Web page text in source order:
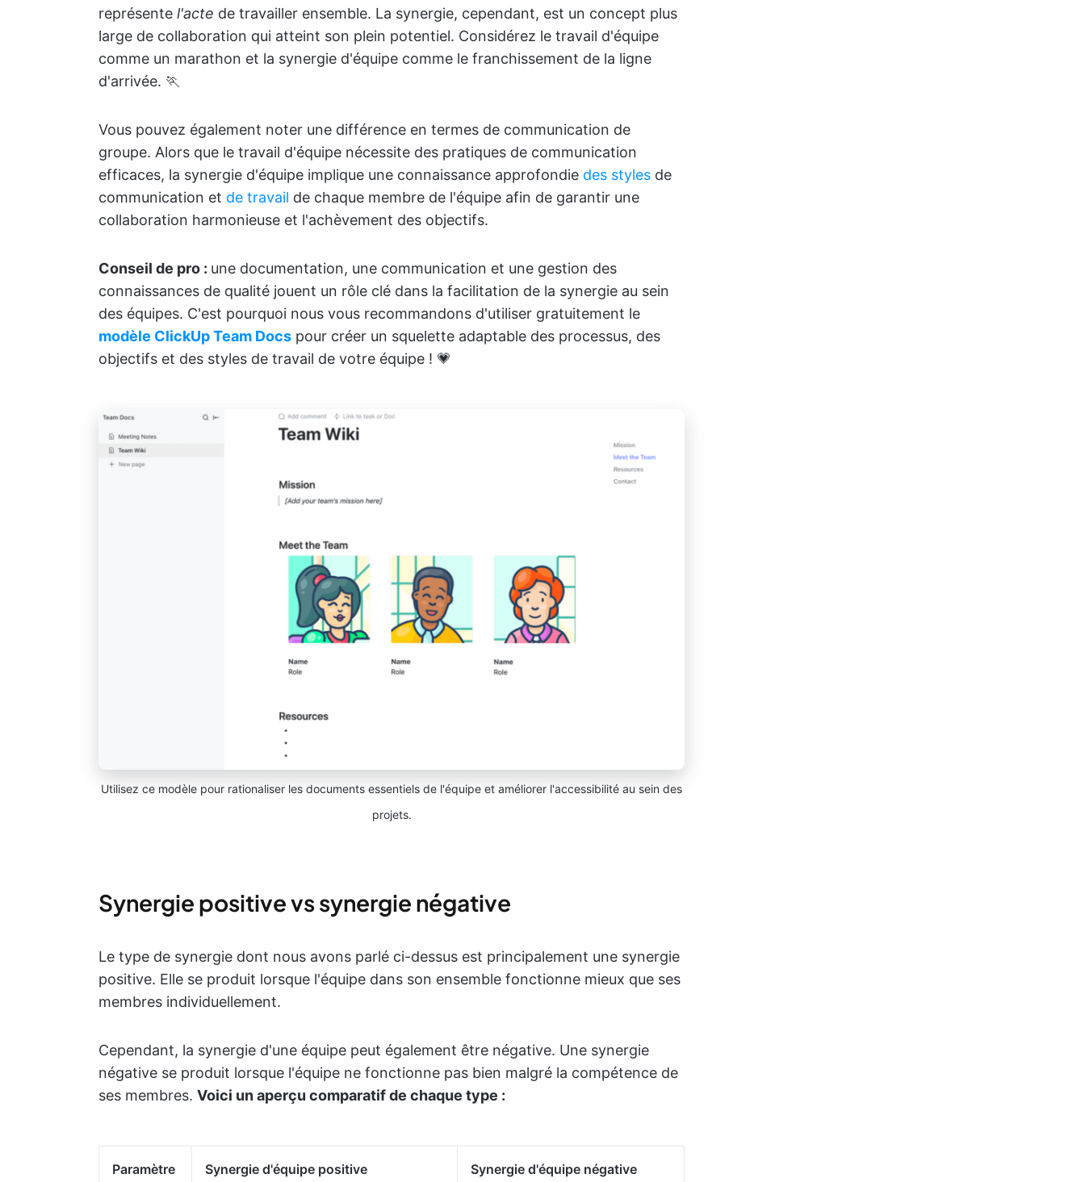
représente l'acte de travailler ensemble. La synergie, cependant, est un concept plus
large de collaboration qui atteint son plein potentiel. Considérez le travail d'équipe
comme un marathon et la synergie d'équipe comme le franchissement de la ligne
d'arrivée. 🏃
Vous pouvez également noter une différence en termes de communication de
groupe. Alors que le travail d'équipe nécessite des pratiques de communication
efficaces, la synergie d'équipe implique une connaissance approfondie des styles de
communication et de travail de chaque membre de l'équipe afin de garantir une
collaboration harmonieuse et l'achèvement des objectifs.
Conseil de pro : une documentation, une communication et une gestion des
connaissances de qualité jouent un rôle clé dans la facilitation de la synergie au sein
des équipes. C'est pourquoi nous vous recommandons d'utiliser gratuitement le
modèle ClickUp Team Docs pour créer un squelette adaptable des processus, des
objectifs et des styles de travail de votre équipe ! 💗
Utilisez ce modèle pour rationaliser les documents essentiels de l'équipe et améliorer l'accessibilité au sein des
projets.
Synergie positive vs synergie négative
Le type de synergie dont nous avons parlé ci-dessus est principalement une synergie
positive. Elle se produit lorsque l'équipe dans son ensemble fonctionne mieux que ses
membres individuellement.
Cependant, la synergie d'une équipe peut également être négative. Une synergie
négative se produit lorsque l'équipe ne fonctionne pas bien malgré la compétence de
ses membres. Voici un aperçu comparatif de chaque type :
Paramètre Synergie d'équipe positive Synergie d'équipe négative